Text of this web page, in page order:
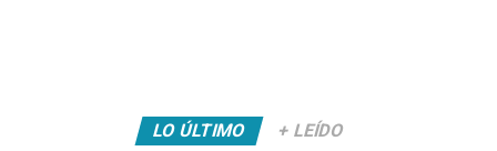
LO ÚLTIMO + LEÍDO